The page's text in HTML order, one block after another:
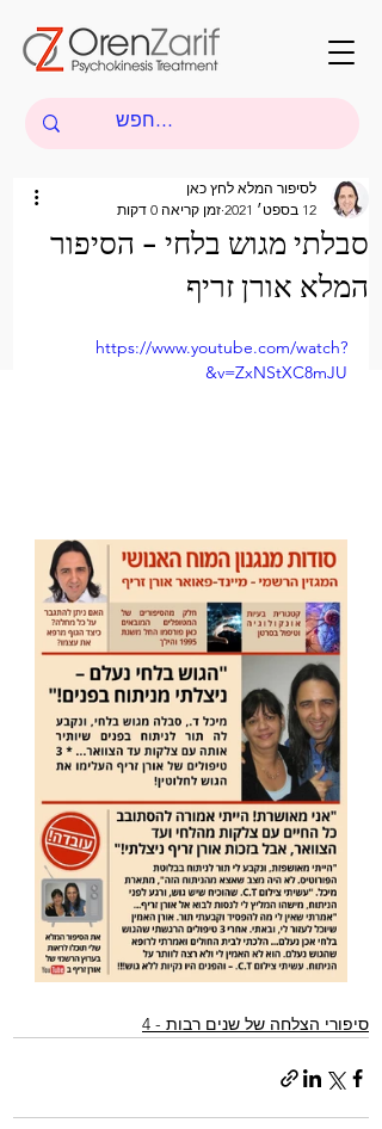
סבלתי מגוש בלחי - הסיפור
המלא אורן זריף
לסיפור המלא לחץ כאן
12 בספט׳ 2021
זמן קריאה 0 דקות
https://www.youtube.com/watch?
v=ZxNStXC8mJU&
סיפורי הצלחה של שנים רבות - 4